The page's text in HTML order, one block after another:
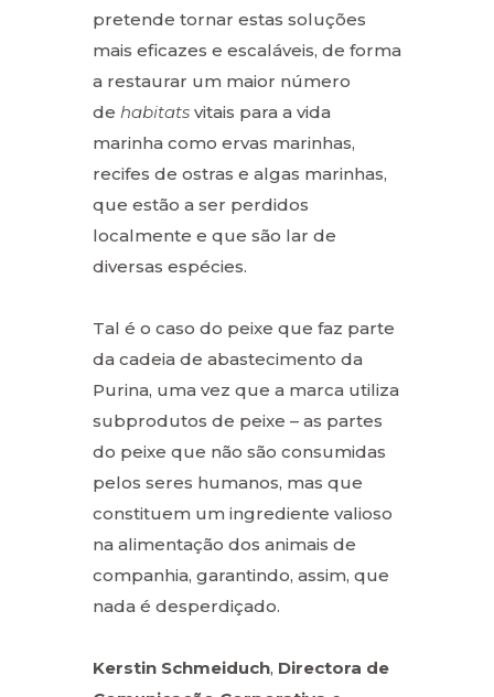
pretende tornar estas soluções
mais eficazes e escaláveis, de forma
a restaurar um maior número
de habitats vitais para a vida
marinha como ervas marinhas,
recifes de ostras e algas marinhas,
que estão a ser perdidos
localmente e que são lar de
diversas espécies.
Tal é o caso do peixe que faz parte
da cadeia de abastecimento da
Purina, uma vez que a marca utiliza
subprodutos de peixe – as partes
do peixe que não são consumidas
pelos seres humanos, mas que
constituem um ingrediente valioso
na alimentação dos animais de
companhia, garantindo, assim, que
nada é desperdiçado.
Kerstin Schmeiduch, Directora de